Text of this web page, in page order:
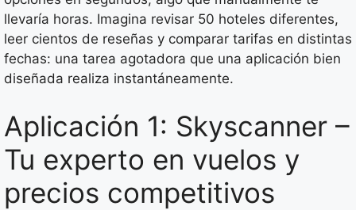
llevaría horas. Imagina revisar 50 hoteles diferentes,
leer cientos de reseñas y comparar tarifas en distintas
fechas: una tarea agotadora que una aplicación bien
diseñada realiza instantáneamente.
Aplicación 1: Skyscanner –
Tu experto en vuelos y
precios competitivos